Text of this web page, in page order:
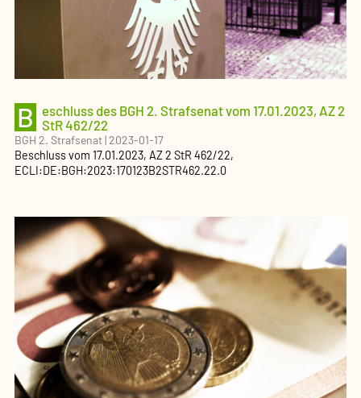
B
eschluss des BGH 2. Strafsenat vom 17.01.2023, AZ 2
StR 462/22
BGH 2. Strafsenat|2023-01-17
Beschlussvom 17.01.2023, AZ2 StR 462/22,
ECLI:DE:BGH:2023:170123B2STR462.22.0